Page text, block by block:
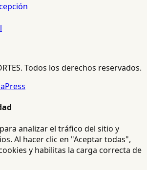
Todos los derechos reservados.
analizar el tráfico del sitio y
Al hacer clic en "Aceptar todas",
y habilitas la carga correcta de